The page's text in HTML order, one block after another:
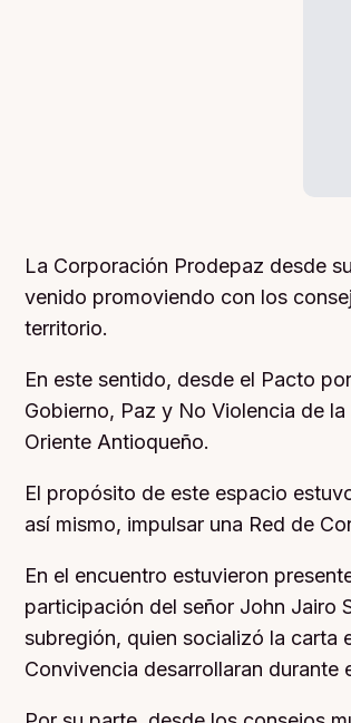
La Corporación Prodepaz desde
venido promoviendo con los
territorio.
En este sentido, desde el Pacto
Gobierno, Paz y No Violencia de
Oriente Antioqueño.
El propósito de este espacio
así mismo, impulsar una Red de
En el encuentro estuvieron
participación del señor John Jairo
subregión, quien socializó la carta
Convivencia desarrollaran durante